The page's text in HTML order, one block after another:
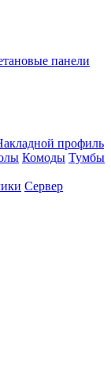
панели
профиль
Комоды Тумбы
Сервер